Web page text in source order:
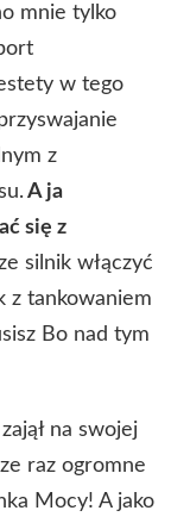
mnie tylko
w tego
z
A ja
się z
silnik włączyć
z tankowaniem
Bo nad tym
na swojej
raz ogromne
Mocy! A jako